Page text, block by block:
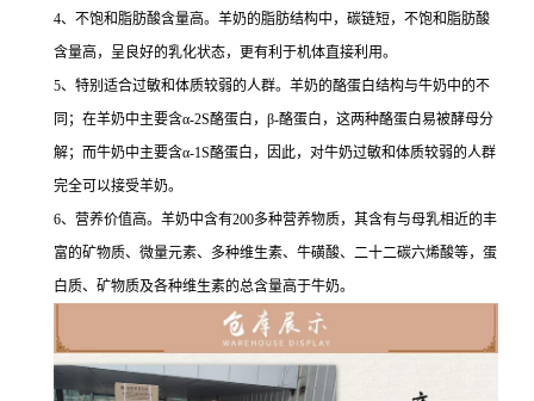
4、不饱和脂肪酸含量高。羊奶的脂肪结构中，碳链短，不饱和脂肪酸
含量高，呈良好的乳化状态，更有利于机体直接利用。
5、特别适合过敏和体质较弱的人群。羊奶的酪蛋白结构与牛奶中的不
同；在羊奶中主要含α-2S酪蛋白，β-酪蛋白，这两种酪蛋白易被酵母分
解；而牛奶中主要含α-1S酪蛋白，因此，对牛奶过敏和体质较弱的人群
完全可以接受羊奶。
6、营养价值高。羊奶中含有200多种营养物质，其含有与母乳相近的丰
富的矿物质、微量元素、多种维生素、牛磺酸、二十二碳六烯酸等，蛋
白质、矿物质及各种维生素的总含量高于牛奶。